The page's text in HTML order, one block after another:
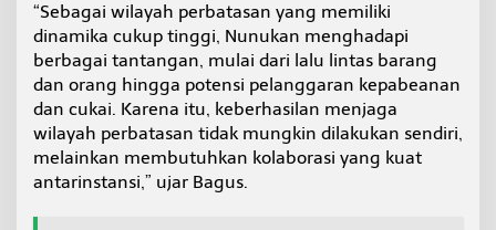
“Sebagai wilayah perbatasan yang memiliki
dinamika cukup tinggi, Nunukan menghadapi
berbagai tantangan, mulai dari lalu lintas barang
dan orang hingga potensi pelanggaran kepabeanan
dan cukai. Karena itu, keberhasilan menjaga
wilayah perbatasan tidak mungkin dilakukan sendiri,
melainkan membutuhkan kolaborasi yang kuat
antarinstansi,” ujar Bagus.